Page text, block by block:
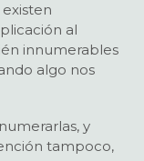
al
innumerables
algo nos
y
tampoco,